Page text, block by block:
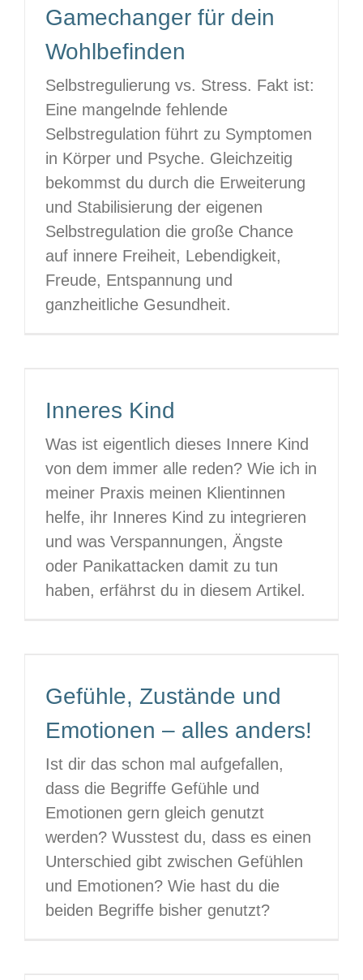
Gamechanger für dein
Wohlbefinden
Selbstregulierung vs. Stress. Fakt ist:
Eine mangelnde fehlende
Selbstregulation führt zu Symptomen
in Körper und Psyche. Gleichzeitig
bekommst du durch die Erweiterung
und Stabilisierung der eigenen
Selbstregulation die große Chance
auf innere Freiheit, Lebendigkeit,
Freude, Entspannung und
ganzheitliche Gesundheit.
Inneres Kind
Was ist eigentlich dieses Innere Kind
von dem immer alle reden? Wie ich in
meiner Praxis meinen Klientinnen
helfe, ihr Inneres Kind zu integrieren
und was Verspannungen, Ängste
oder Panikattacken damit zu tun
haben, erfährst du in diesem Artikel.
Gefühle, Zustände und
Emotionen – alles anders!
Ist dir das schon mal aufgefallen,
dass die Begriffe Gefühle und
Emotionen gern gleich genutzt
werden? Wusstest du, dass es einen
Unterschied gibt zwischen Gefühlen
und Emotionen? Wie hast du die
beiden Begriffe bisher genutzt?